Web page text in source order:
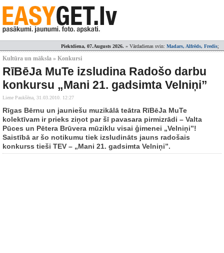
Piektdiena, 07.Augusts 2026. » Vārdadienas svin: Madars, Alfrēds, Fredis;
Kultūra un māksla » Konkursi
RīBēJa MuTe izsludina Radošo darbu
konkursu „Mani 21. gadsimta Velniņi”
Liene Paukšēna, 31.03.2010. 12:27
Rīgas Bērnu un jauniešu muzikālā teātra RīBēJa MuTe
kolektīvam ir prieks ziņot par šī pavasara pirmizrādi – Valta
Pūces un Pētera Brūvera mūziklu visai ģimenei „Velniņi”!
Saistībā ar šo notikumu tiek izsludināts jauns radošais
konkurss tieši TEV – „Mani 21. gadsimta Velniņi”.